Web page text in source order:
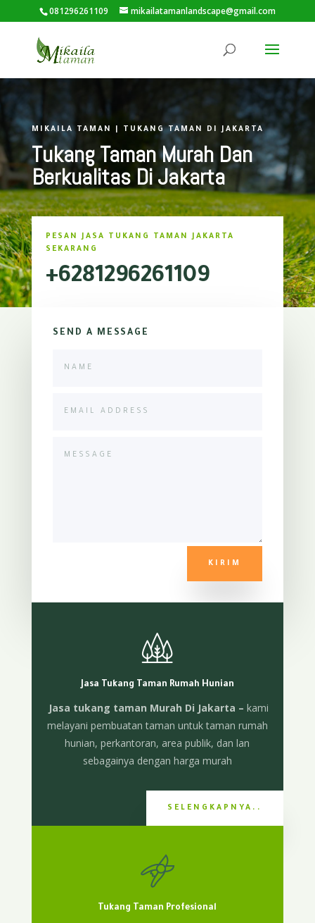
081296261109 mikailatamanlandscape@gmail.com
MIKAILA TAMAN | TUKANG TAMAN DI JAKARTA
Tukang Taman Murah Dan
Berkualitas Di Jakarta
PESAN JASA TUKANG TAMAN JAKARTA
SEKARANG
+6281296261109
SEND A MESSAGE
KIRIM
Jasa Tukang Taman Rumah Hunian
Jasa tukang taman Murah Di Jakarta – kami
melayani pembuatan taman untuk taman rumah
hunian, perkantoran, area publik, dan lan
sebagainya dengan harga murah
SELENGKAPNYA..
Tukang Taman Profesional